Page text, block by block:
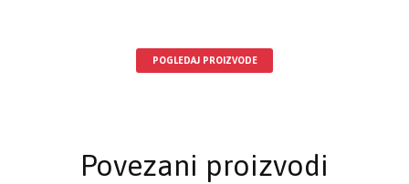
POGLEDAJ PROIZVODE
Povezani proizvodi